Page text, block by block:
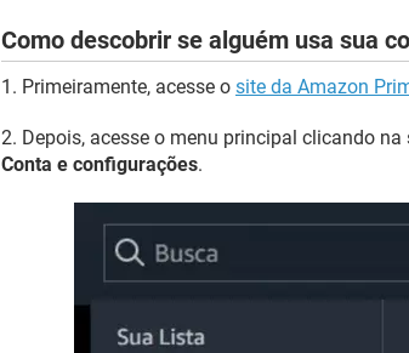
Como descobrir se alguém usa sua
1. Primeiramente, acesse o site da Amazon
2. Depois, acesse o menu principal clicando
Conta e configurações.